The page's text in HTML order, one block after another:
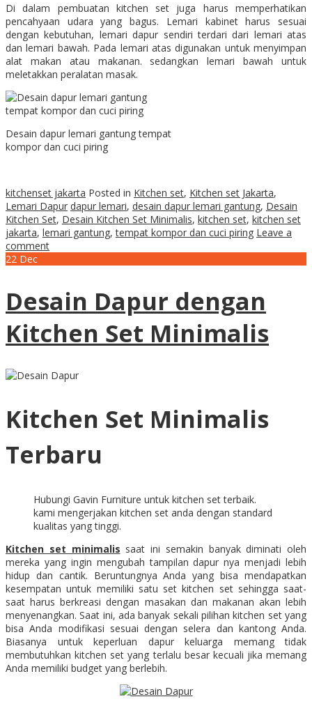
Di dalam pembuatan kitchen set juga harus memperhatikan
pencahyaan udara yang bagus. Lemari kabinet harus sesuai
dengan kebutuhan, lemari dapur sendiri terdari dari lemari atas
dan lemari bawah. Pada lemari atas digunakan untuk menyimpan
alat makan atau makanan. sedangkan lemari bawah untuk
meletakkan peralatan masak.
Desain dapur lemari gantung tempat
kompor dan cuci piring
kitchenset jakarta Posted in Kitchen set, Kitchen set Jakarta,
Lemari Dapur dapur lemari, desain dapur lemari gantung, Desain
Kitchen Set, Desain Kitchen Set Minimalis, kitchen set, kitchen set
jakarta, lemari gantung,tempat kompor dan cuci piring Leave a
comment
22 Dec
Desain Dapur dengan
Kitchen Set Minimalis
Kitchen Set Minimalis
Terbaru
Hubungi Gavin Furniture untuk kitchen set terbaik.
kami mengerjakan kitchen set anda dengan standard
kualitas yang tinggi.
Kitchen set minimalis saat ini semakin banyak diminati oleh
mereka yang ingin mengubah tampilan dapur nya menjadi lebih
hidup dan cantik. Beruntungnya Anda yang bisa mendapatkan
kesempatan untuk memiliki satu set kitchen set sehingga saat-
saat harus berkreasi dengan masakan dan makanan akan lebih
menyenangkan. Saat ini, ada banyak sekali pilihan kitchen set yang
bisa Anda modifikasi sesuai dengan selera dan kantong Anda.
Biasanya untuk keperluan dapur keluarga memang tidak
membutuhkan kitchen set yang terlalu besar kecuali jika memang
Anda memiliki budget yang berlebih.